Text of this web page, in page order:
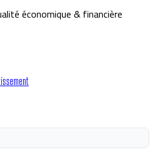
économique & financière